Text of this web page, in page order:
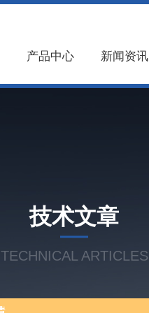
产品中心 新闻资讯
技术文章
TECHNICAL ARTICLES